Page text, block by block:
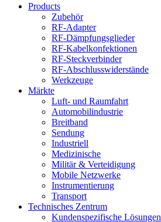
Products
Zubehör
RF-Adapter
RF-Dämpfungsglieder
RF-Kabelkonfektionen
RF-Steckverbinder
RF-Abschlusswiderstände
Werkzeuge
Märkte
Luft- und Raumfahrt
Automobilindustrie
Breitband
Sendung
Industriell
Medizinische
Militär & Verteidigung
Mobile Netzwerke
Instrumentierung
Transport
Technisches Zentrum
Kundenspezifische Lösungen